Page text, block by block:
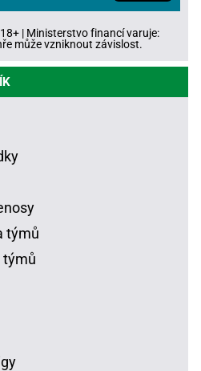
| Ministerstvo financí varuje:
může vzniknout závislost.
týmů
týmů